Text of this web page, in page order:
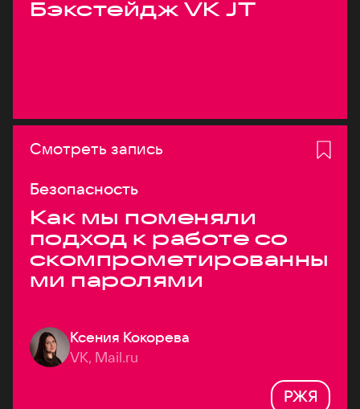
Бэкстейдж VK JT
Смотреть запись
Безопасность
Как мы поменяли
подход к работе со
скомпрометированны
ми паролями
Ксения Кокорева
VK, Mail.ru
РЖЯ